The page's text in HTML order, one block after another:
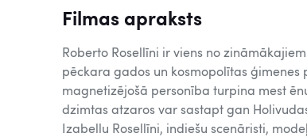
Filmas apraksts
Roberto Rosellīni ir viens no
pēckara gados un kosmopolītas ģimenes
magnetizējošā personība turpina mest
dzimtas atzaros var sastapt gan
Izabellu Rosellīni, indiešu scenāristi,